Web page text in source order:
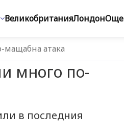
ВеликобританияЛондонОще
мащабна атака
много по-
в последния